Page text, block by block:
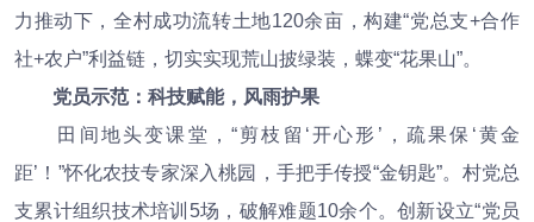
力推动下，全村成功流转土地120余亩，构建“党总支+合作
社+农户”利益链，切实实现荒山披绿装，蝶变“花果山”。
党员示范：科技赋能，风雨护果
田间地头变课堂，“剪枝留‘开心形’，疏果保‘黄金
距’！”怀化农技专家深入桃园，手把手传授“金钥匙”。村党总
支累计组织技术培训5场，破解难题10余个。创新设立“党员